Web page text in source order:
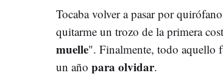
Tocaba volver a pasar por
quitarme un trozo de la primera
muelle". Finalmente, todo aquello
un año para olvidar.